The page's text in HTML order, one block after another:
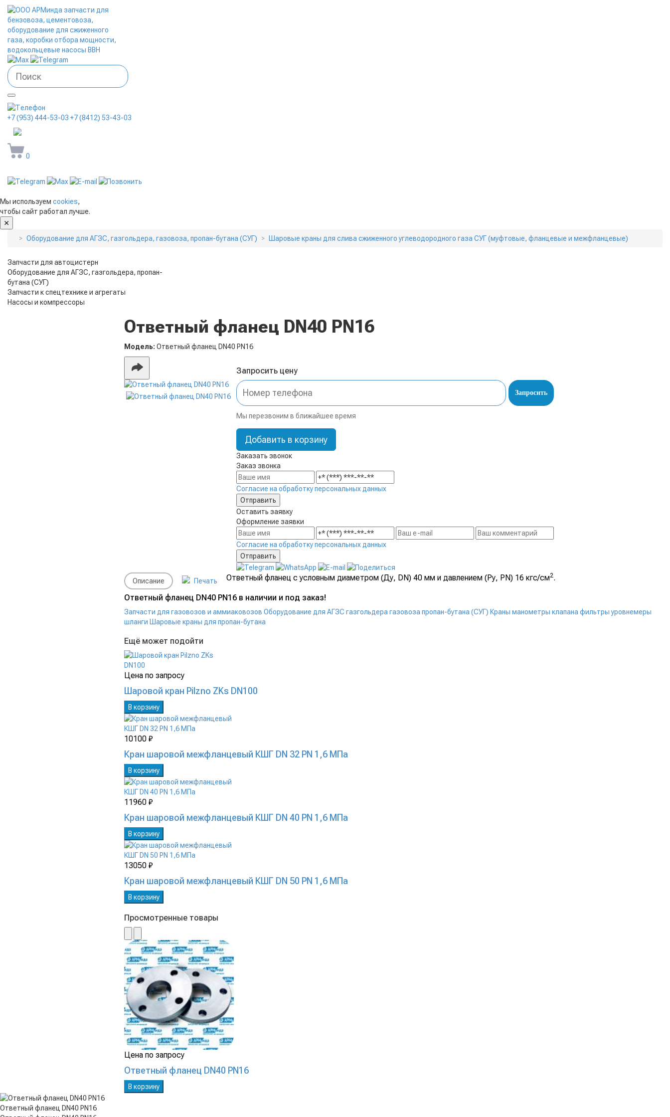
+7 (953) 444-53-03 +7 (8412) 53-43-03
0
Мы используем cookies,
чтобы сайт работал лучше.
Оборудование для АГЗС, газгольдера, газовоза, пропан-бутана (СУГ) Шаровые краны для слива сжиженного углеводородного газа СУГ (муфтовые, фланцевые и межфланцевые)
Запчасти для автоцистерн
Оборудование для АГЗС, газгольдера, пропан-
бутана (СУГ)
Запчасти к спецтехнике и агрегаты
Насосы и компрессоры
Ответный фланец DN40 PN16
Модель: Ответный фланец DN40 PN16
Запросить цену
Запросить
Мы перезвоним в ближайшее время
Добавить в корзину
Заказать звонок
Заказ звонка
Согласие на обработку персональных данных
Оставить заявку
Оформление заявки
Согласие на обработку персональных данных
Описание Печать Ответный фланец с условным диаметром (Ду, DN) 40 мм и давлением (Ру, PN) 16 кгс/см2.
Ответный фланец DN40 PN16 в наличии и под заказ!
Запчасти для газовозов и аммиаковозов Оборудование для АГЗС газгольдера газовоза пропан-бутана (СУГ) Краны манометры клапана фильтры уровнемеры
шланги Шаровые краны для пропан-бутана
Ещё может подойти
Цена по запросу
Шаровой кран Pilzno ZKs DN100
В корзину
10100 ₽
Кран шаровой межфланцевый КШГ DN 32 PN 1,6 МПа
В корзину
11960 ₽
Кран шаровой межфланцевый КШГ DN 40 PN 1,6 МПа
В корзину
13050 ₽
Кран шаровой межфланцевый КШГ DN 50 PN 1,6 МПа
В корзину
Просмотренные товары
Цена по запросу
Ответный фланец DN40 PN16
В корзину
Ответный фланец DN40 PN16